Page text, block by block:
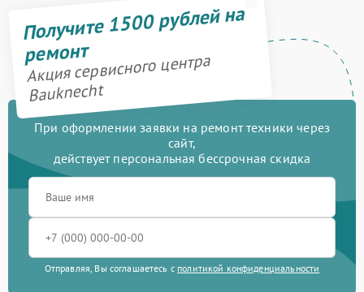
Получите 1500 рублей на
ремонт
Акция сервисного центра
Bauknecht
При оформлении заявки на ремонт техники через
сайт,
действует персональная бессрочная скидка
Отправляя, Вы соглашаетесь с политикой конфиденциальности